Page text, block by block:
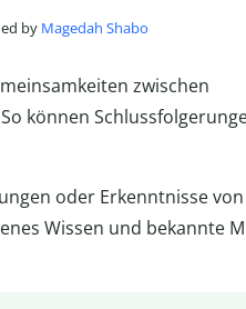
by Magedah Shabo
zwischen
können
oder Erkenntnisse
Wissen und bekannte